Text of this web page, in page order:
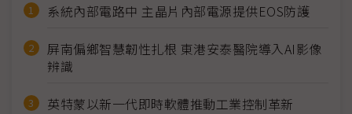
系統內部電路中 主晶片內部電源提供EOS防護
屏南偏鄉智慧韌性扎根 東港安泰醫院導入AI影像
辨識
英特蒙以新一代即時軟體推動工業控制革新